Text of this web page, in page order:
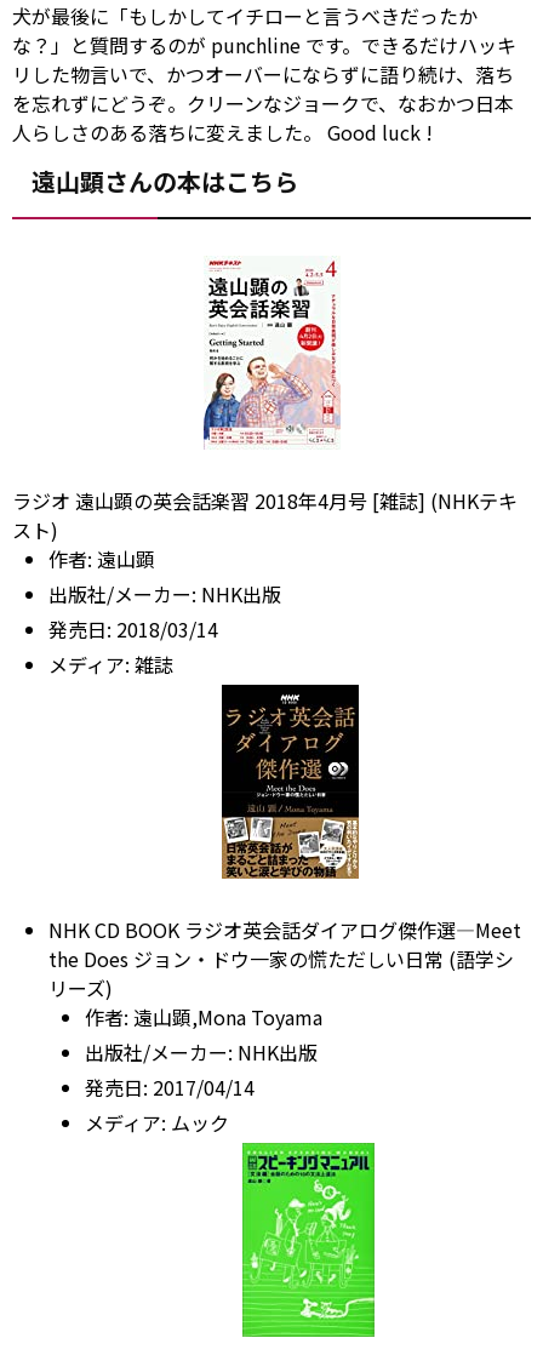
犬が最後に「もしかしてイチローと言うべきだったか
な？」と質問するのが punchline です。できるだけハッキ
リした物言いで、かつオーバーにならずに語り続け、落ち
を忘れずにどうぞ。クリーンなジョークで、なおかつ日本
人らしさのある落ちに変えました。 Good luck !
遠山顕さんの本はこちら
ラジオ 遠山顕の英会話楽習 2018年4月号 [雑誌] (NHKテキ
スト)
作者: 遠山顕
出版社/メーカー: NHK出版
発売日: 2018/03/14
メディア: 雑誌
NHK CD BOOK ラジオ英会話ダイアログ傑作選―Meet
the Does ジョン・ドウ一家の慌ただしい日常 (語学シ
リーズ)
作者: 遠山顕,Mona Toyama
出版社/メーカー: NHK出版
発売日: 2017/04/14
メディア: ムック